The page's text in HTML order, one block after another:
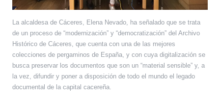
La alcaldesa de Cáceres, Elena Nevado, ha señalado que se trata
de un proceso de “modernización” y “democratización” del Archivo
Histórico de Cáceres, que cuenta con una de las mejores
colecciones de pergaminos de España, y con cuya digitalización se
busca preservar los documentos que son un “material sensible” y, a
la vez, difundir y poner a disposición de todo el mundo el legado
documental de la capital cacereña.